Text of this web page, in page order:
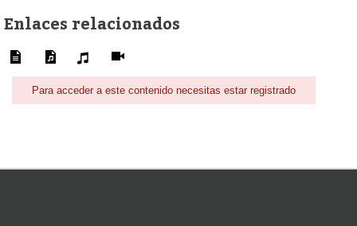
Enlaces relacionados
Para acceder a este contenido necesitas estar registrado